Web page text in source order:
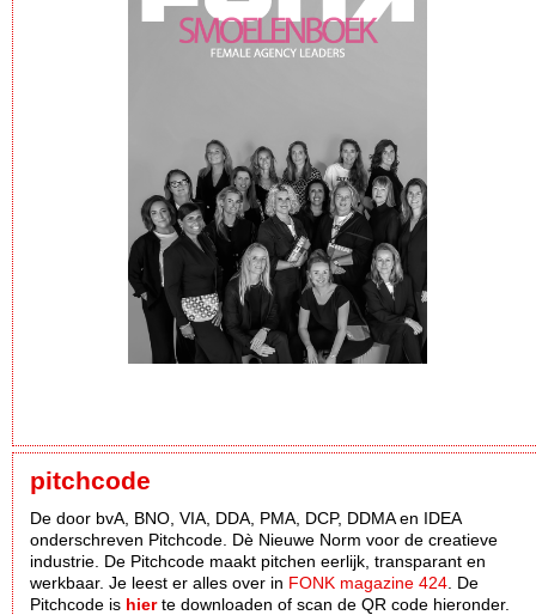
pitchcode
De door bvA, BNO, VIA, DDA, PMA, DCP, DDMA en IDEA
onderschreven Pitchcode. Dè Nieuwe Norm voor de creatieve
industrie. De Pitchcode maakt pitchen eerlijk, transparant en
werkbaar. Je leest er alles over in FONK magazine 424 . De
Pitchcode is hierte downloaden of scan de QR code hieronder.